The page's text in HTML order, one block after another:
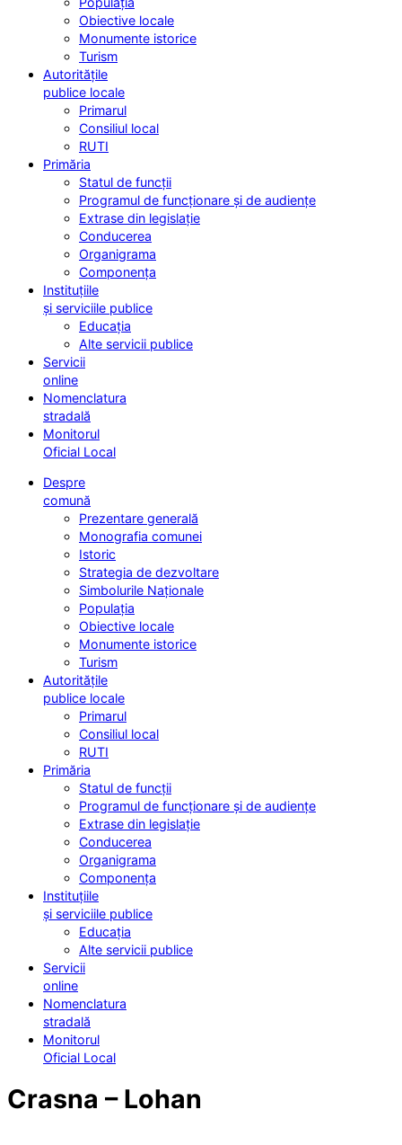
Obiective locale
Monumente istorice
Turism
Autoritățile
publice locale
Primarul
Consiliul local
RUTI
Primăria
Statul de funcții
Programul de funcționare și de audiențe
Extrase din legislație
Conducerea
Organigrama
Componența
Instituțiile
și serviciile publice
Educația
Alte servicii publice
Servicii
online
Nomenclatura
stradală
Monitorul
Oficial Local
Despre
comună
Prezentare generală
Monografia comunei
Istoric
Strategia de dezvoltare
Simbolurile Naționale
Populația
Obiective locale
Monumente istorice
Turism
Autoritățile
publice locale
Primarul
Consiliul local
RUTI
Primăria
Statul de funcții
Programul de funcționare și de audiențe
Extrase din legislație
Conducerea
Organigrama
Componența
Instituțiile
și serviciile publice
Educația
Alte servicii publice
Servicii
online
Nomenclatura
stradală
Monitorul
Oficial Local
Crasna – Lohan